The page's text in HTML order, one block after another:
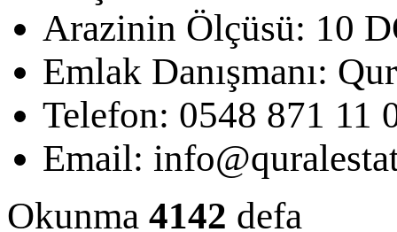
Arazinin Ölçüsü: 10
Emlak Danışmanı:
Telefon: 0548 871 11
Email:
Okunma 4142 defa